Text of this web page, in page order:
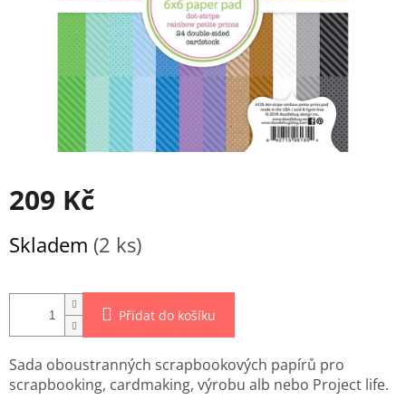
209 Kč
cena:
Skladem (2 ks)
Přidat do košíku
Sada oboustranných scrapbookových papírů pro
scrapbooking, cardmaking, výrobu alb nebo Project life.